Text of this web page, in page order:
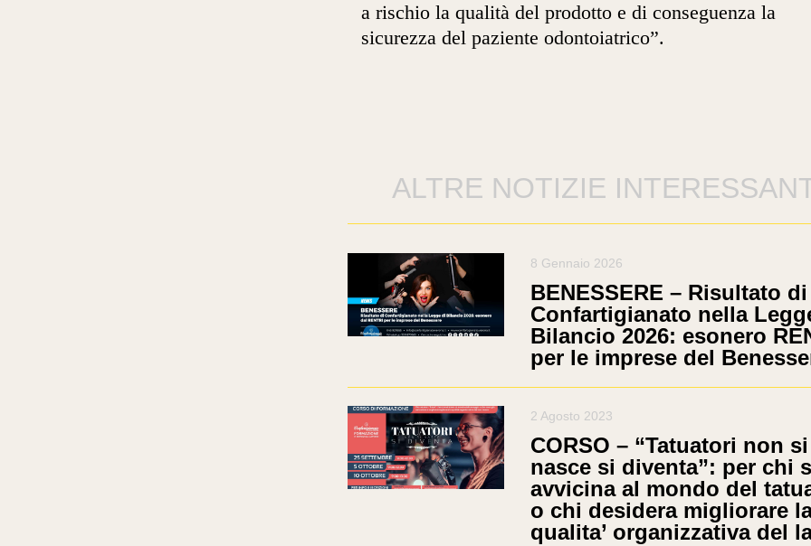
a rischio la qualità del prodotto e di conseguenza la
sicurezza del paziente odontoiatrico”.
ALTRE NOTIZIE
8 Gennaio 2026
BENESSERE – Risultato di
Confartigianato nella
Bilancio 2026: esonero
per le imprese del
2 Agosto 2023
CORSO – “Tatuatori non si
nasce si diventa”: per chi
avvicina al mondo del
o chi desidera migliorare
qualita’ organizzativa del